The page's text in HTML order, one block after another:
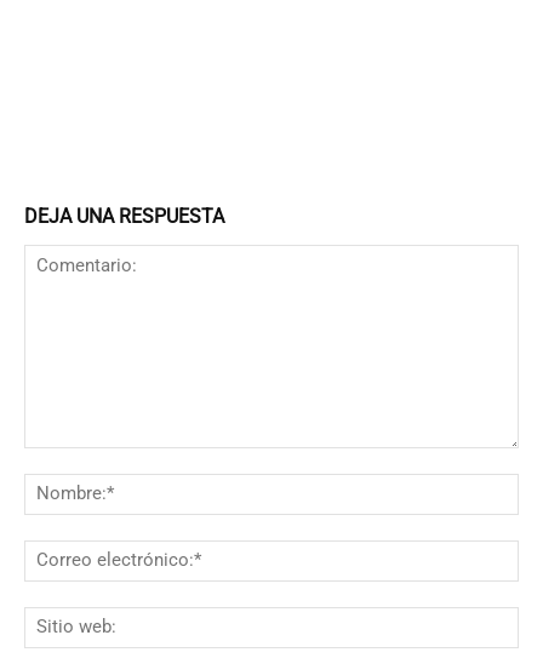
DEJA UNA RESPUESTA